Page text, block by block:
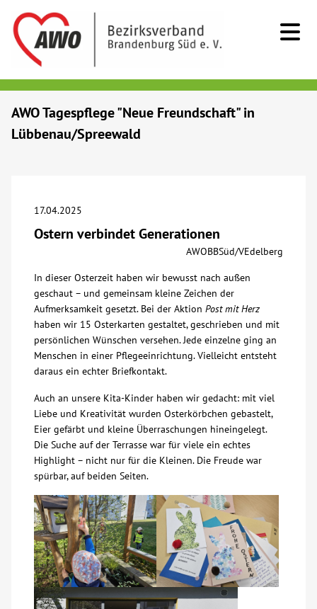
Senioren
Bildung
Über uns
Spenden
Mitmachen
Karriere
Ausbildung
Glossar
AWO Tagespflege "Neue Freundschaft" in
Lübbenau/Spreewald
17.04.2025
Ostern verbindet Generationen
AWOBBSüd/VEdelberg
In dieser Osterzeit haben wir bewusst nach außen
geschaut – und gemeinsam kleine Zeichen der
Aufmerksamkeit gesetzt. Bei der Aktion Post mit Herz
haben wir 15 Osterkarten gestaltet, geschrieben und mit
persönlichen Wünschen versehen. Jede einzelne ging an
Menschen in einer Pflegeeinrichtung. Vielleicht entsteht
daraus ein echter Briefkontakt.
Auch an unsere Kita-Kinder haben wir gedacht: mit viel
Liebe und Kreativität wurden Osterkörbchen gebastelt,
Eier gefärbt und kleine Überraschungen hineingelegt.
Die Suche auf der Terrasse war für viele ein echtes
Highlight – nicht nur für die Kleinen. Die Freude war
spürbar, auf beiden Seiten.